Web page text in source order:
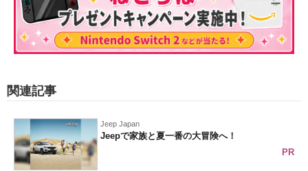
関連記事
Jeep Japan
Jeepで家族と夏一番の大冒険へ！
PR